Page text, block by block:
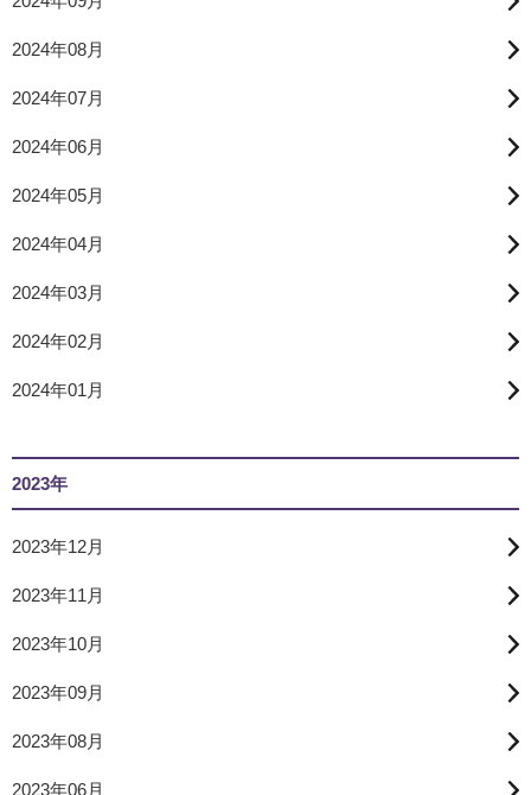
2024年08月
2024年07月
2024年06月
2024年05月
2024年04月
2024年03月
2024年02月
2024年01月
2023年
2023年12月
2023年11月
2023年10月
2023年09月
2023年08月
2023年06月